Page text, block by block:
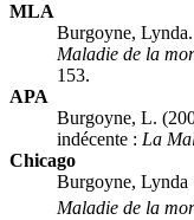
MLA
Burgoyne,
Maladie de la
153.
APA
Burgoyne, L.
indécente : La
Chicago
Burgoyne, Lynda
Maladie de la